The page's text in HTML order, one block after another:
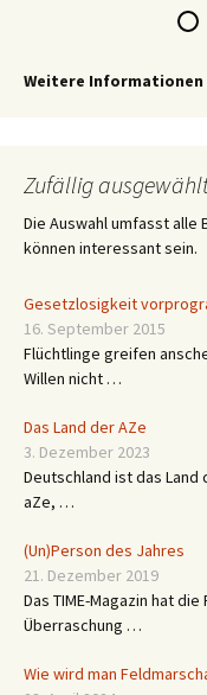
Weitere Informationen
Zufällig
Die Auswahl umfasst
können interessant sein.
Gesetzlosigkeit
16. September 2015
Flüchtlinge greifen
Willen nicht …
Das Land der AZe
3. Dezember 2023
Deutschland ist das
aZe, …
(Un)Person des Jahres
21. Dezember 2019
Das TIME-Magazin hat
Überraschung …
Wie wird man